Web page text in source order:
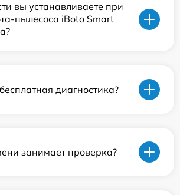
вы устанавливаете при
пылесоса iBoto Smart
диагностика?
занимает проверка?